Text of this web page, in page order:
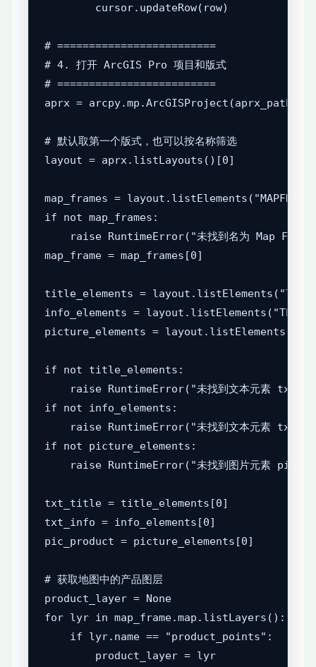
        cursor.updateRow(row)
# =========================
# 4. 打开 ArcGIS Pro 项目和版式
# =========================
aprx = arcpy.mp.ArcGISProject(aprx_path)
# 默认取第一个版式，也可以按名称筛选
layout = aprx.listLayouts()[0]
map_frames =
if not map_frames:
raise RuntimeError("未找到名为 Map Frame
map_frame = map_frames[0]
title_elements =
info_elements =
picture_elements =
if not title_elements:
raise RuntimeError("未找到文本元素
if not info_elements:
raise RuntimeError("未找到文本元素
if not picture_elements:
raise RuntimeError("未找到图片元素
txt_title = title_elements[0]
txt_info = info_elements[0]
pic_product = picture_elements[0]
# 获取地图中的产品图层
product_layer = None
for lyr in map_frame.map.listLayers():
    if lyr.name == "product_points":
        product_layer = lyr